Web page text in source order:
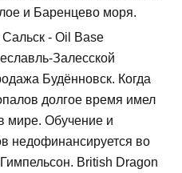
и Баренцево моря.
- Oil Base
Залесской
Будённовск. Когда
долгое время имел
мире. Обучение и
недофинансируется во
British Dragon